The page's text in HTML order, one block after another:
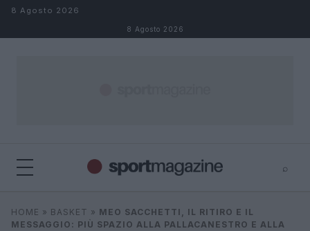
Salta al contenuto
8 Agosto 2026
8 Agosto 2026
⌕
Cerca
HOME » BASKET » MEO SACCHETTI, IL RITIRO E IL
MESSAGGIO: PIÙ SPAZIO ALLA PALLACANESTRO E ALLA